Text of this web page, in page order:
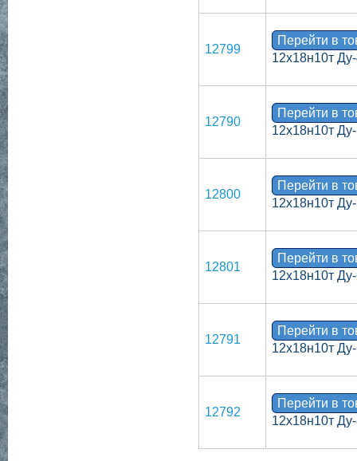
12799
Перейти в
12х18н10т
12790
Перейти в
12х18н10т
12800
Перейти в
12х18н10т
12801
Перейти в
12х18н10т
12791
Перейти в
12х18н10т
12792
Перейти в
12х18н10т